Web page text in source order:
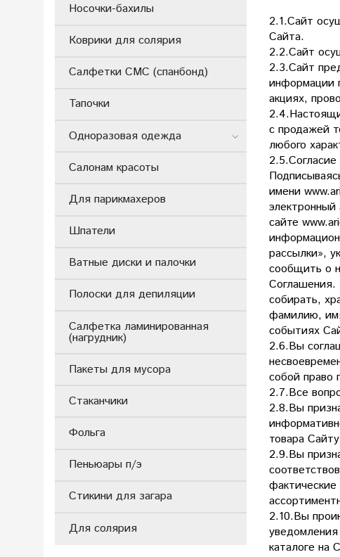
2.1.Сайт
Сайта.
2.2.Сайт
2.3.Сайт
информации
акциях,
с продажей
любого
имени
сайте
рассылки»,
сообщить о
Соглашения.
собирать,
фамилию,
событиях
2.6.Вы
собой право
2.7.Все
2.8.Вы
товара
2.9.Вы
фактические
2.10.Вы
каталоге на
Носочки-бахилы
Коврики для солярия
Салфетки СМС (спанбонд)
Тапочки
Одноразовая одежда
Салонам красоты
Для парикмахеров
Шпатели
Ватные диски и палочки
Полоски для депиляции
Салфетка ламинированная
(нагрудник)
Пакеты для мусора
Стаканчики
Фольга
Пеньюары п/э
Стикини для загара
Для солярия